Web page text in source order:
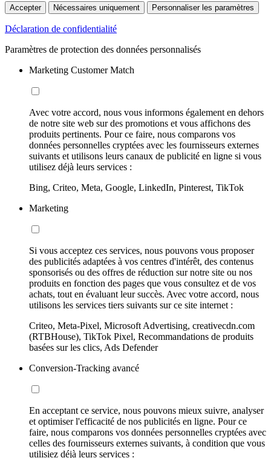
Accepter Nécessaires uniquement Personnaliser les paramètres
Déclaration de confidentialité
Paramètres de protection des données personnalisés
Marketing Customer Match
Avec votre accord, nous vous informons également en dehors
de notre site web sur des promotions et vous affichons des
produits pertinents. Pour ce faire, nous comparons vos
données personnelles cryptées avec les fournisseurs externes
suivants et utilisons leurs canaux de publicité en ligne si vous
utilisez déjà leurs services :
Bing, Criteo, Meta, Google, LinkedIn, Pinterest, TikTok
Marketing
Si vous acceptez ces services, nous pouvons vous proposer
des publicités adaptées à vos centres d'intérêt, des contenus
sponsorisés ou des offres de réduction sur notre site ou nos
produits en fonction des pages que vous consultez et de vos
achats, tout en évaluant leur succès. Avec votre accord, nous
utilisons les services tiers suivants sur ce site internet :
Criteo, Meta-Pixel, Microsoft Advertising, creativecdn.com
(RTBHouse), TikTok Pixel, Recommandations de produits
basées sur les clics, Ads Defender
Conversion-Tracking avancé
En acceptant ce service, nous pouvons mieux suivre, analyser
et optimiser l'efficacité de nos publicités en ligne. Pour ce
faire, nous comparons vos données personnelles cryptées avec
celles des fournisseurs externes suivants, à condition que vous
utilisiez déjà leurs services :